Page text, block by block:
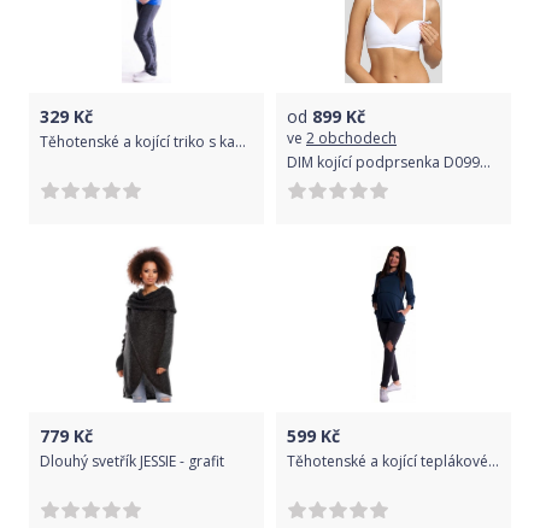
329 Kč
Těhotenské a kojící triko s kapucí, kr. rukáv - tm. modré - S/M
od 899 Kč
ve 2 obchodech
DIM kojící podprsenka D099H DIM MATERNITY BRA bílá 80 C
779 Kč
Dlouhý svetřík JESSIE - grafit
599 Kč
Těhotenské a kojící teplákové triko - tm. modré, Velikosti těh. moda L (40)